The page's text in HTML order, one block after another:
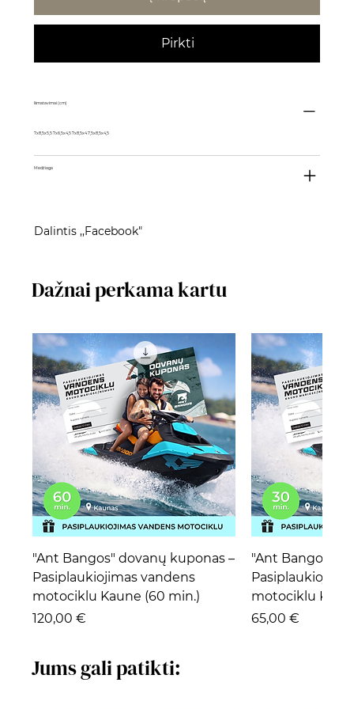
Pirkti
Išmatavimai (cm)
7x8,5x5,5 7x6,5x4,5 7x8,5x4 7,5x8,5x4,5
Medžiaga
Dalintis ,,Facebook"
Dažnai perkama kartu
"Ant Bangos" dovanų kuponas –
Pasiplaukiojimas vandens
motociklu Kaune (60 min.)
Kaina
120,00 €
"Ant Bangos"
motociklu
Kaina
65,00 €
Jums gali patikti: